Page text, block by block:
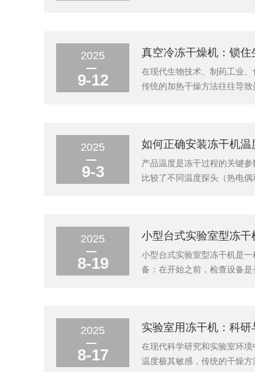
2025
9-12
真空冷冻干燥机：锁住
在现代生物技术、制药工业
传统的加热干燥方法往往导
2025
9-3
如何正确安装冻干机温
产品温度是冻干过程的关键
比较了不同温度探头（热电
2025
8-19
小型台式实验室型冻干
小型台式实验室型冻干机是
备：在开始之前，检查设备
2025
8-17
实验室用冻干机：科
在现代科学研究和实验室环
温度极其敏感，传统的干燥